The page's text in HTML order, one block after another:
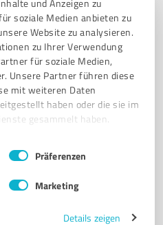
und Anzeigen zu
soziale Medien anbieten zu
Website zu analysieren.
zu Ihrer Verwendung
für soziale Medien,
Unsere Partner führen diese
mit weiteren Daten
haben oder die sie im
gesammelt haben.
Präferenzen
Marketing
Details zeigen
Integrierte
TINNITUS POST-COVID